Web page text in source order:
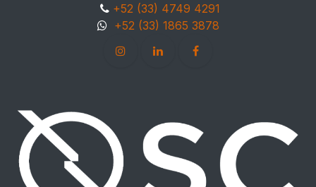
+52 (33) 4749 4291
+52 (33) 1865 3878